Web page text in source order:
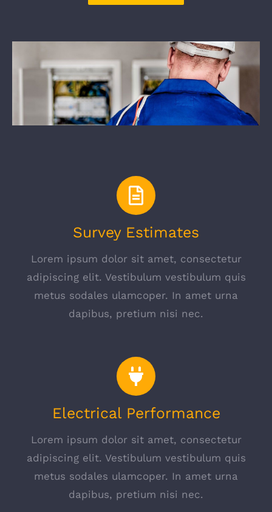
Survey Estimates
Lorem ipsum dolor sit amet, consectetur
adipiscing elit. Vestibulum vestibulum quis
metus sodales ulamcoper. In amet urna
dapibus, pretium nisi nec.
Electrical Performance
Lorem ipsum dolor sit amet, consectetur
adipiscing elit. Vestibulum vestibulum quis
metus sodales ulamcoper. In amet urna
dapibus, pretium nisi nec.